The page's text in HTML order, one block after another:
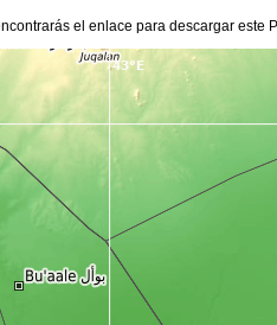
el enlace para descargar este